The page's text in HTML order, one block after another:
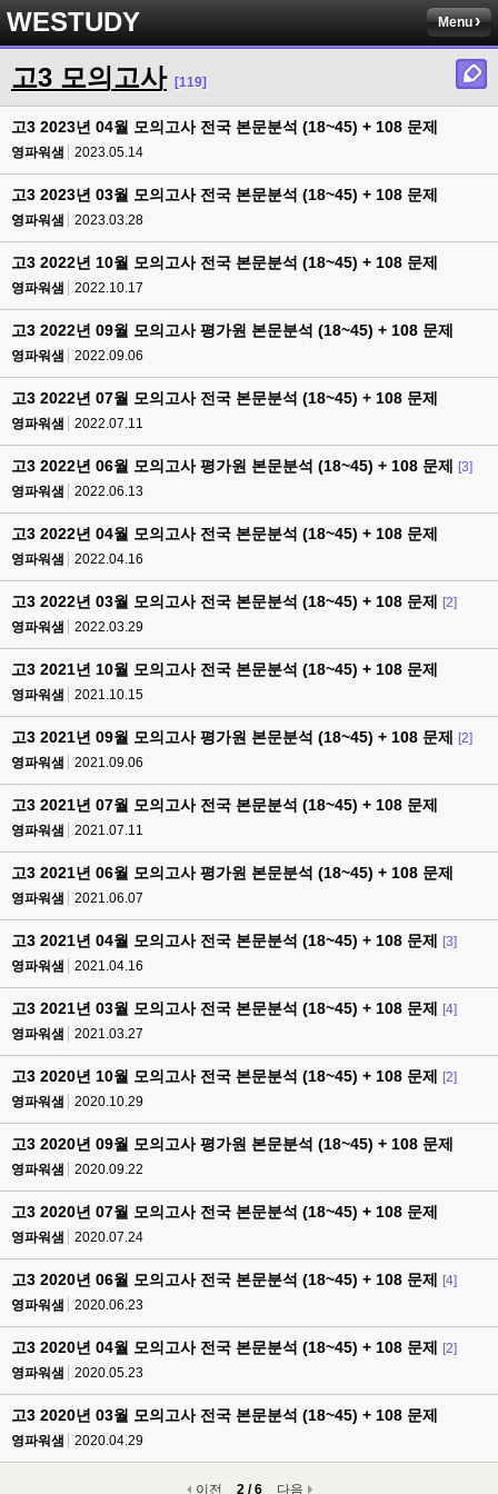
WESTUDY Menu
고3 모의고사 [119]
고3 2023년 04월 모의고사 전국 본문분석 (18~45) + 108 문제
영파워샘 2023.05.14
고3 2023년 03월 모의고사 전국 본문분석 (18~45) + 108 문제
영파워샘 2023.03.28
고3 2022년 10월 모의고사 전국 본문분석 (18~45) + 108 문제
영파워샘 2022.10.17
고3 2022년 09월 모의고사 평가원 본문분석 (18~45) + 108 문제
영파워샘 2022.09.06
고3 2022년 07월 모의고사 전국 본문분석 (18~45) + 108 문제
영파워샘 2022.07.11
고3 2022년 06월 모의고사 평가원 본문분석 (18~45) + 108 문제
[3]
영파워샘
2022.06.13
고3 2022년 04월 모의고사 전국 본문분석 (18~45) + 108 문제
영파워샘 2022.04.16
고3 2022년 03월 모의고사 전국 본문분석 (18~45) + 108 문제
[2]
영파워샘
2022.03.29
고3 2021년 10월 모의고사 전국 본문분석 (18~45) + 108 문제
영파워샘 2021.10.15
고3 2021년 09월 모의고사 평가원 본문분석 (18~45) + 108 문제
[2]
영파워샘
2021.09.06
고3 2021년 07월 모의고사 전국 본문분석 (18~45) + 108 문제
영파워샘 2021.07.11
고3 2021년 06월 모의고사 평가원 본문분석 (18~45) + 108 문제
영파워샘 2021.06.07
고3 2021년 04월 모의고사 전국 본문분석 (18~45) + 108 문제
[3]
영파워샘
2021.04.16
고3 2021년 03월 모의고사 전국 본문분석 (18~45) + 108 문제
[4]
영파워샘
2021.03.27
고3 2020년 10월 모의고사 전국 본문분석 (18~45) + 108 문제
[2]
영파워샘
2020.10.29
고3 2020년 09월 모의고사 평가원 본문분석 (18~45) + 108 문제
영파워샘 2020.09.22
고3 2020년 07월 모의고사 전국 본문분석 (18~45) + 108 문제
영파워샘 2020.07.24
고3 2020년 06월 모의고사 전국 본문분석 (18~45) + 108 문제
[4]
영파워샘
2020.06.23
고3 2020년 04월 모의고사 전국 본문분석 (18~45) + 108 문제
[2]
영파워샘
2020.05.23
고3 2020년 03월 모의고사 전국 본문분석 (18~45) + 108 문제
영파워샘 2020.04.29
이전 2 / 6 다음